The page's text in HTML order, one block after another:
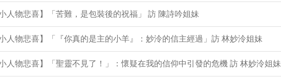
人物悲喜】「苦難，是包裝後的祝福」 訪 陳詩吟姐妹
人物悲喜】「『你真的是主的小羊』：妙泠的信主經過」訪 林妙泠姐妹
人物悲喜】「聖靈不見了！」：懷疑在我的信仰中引發的危機 訪 林妙泠姐妹